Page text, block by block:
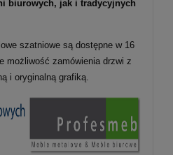
biurowych, jak i tradycyjnych
szatniowe są dostępne w 16
możliwość zamówienia drzwi z
i oryginalną grafiką.